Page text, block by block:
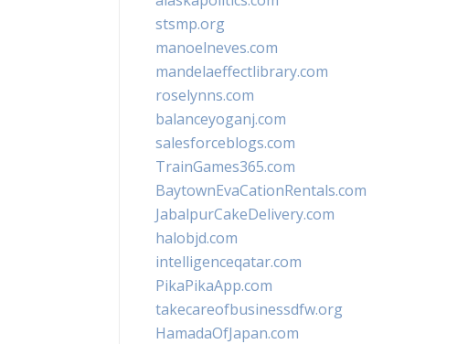
stsmp.org
manoelneves.com
mandelaeffectlibrary.com
roselynns.com
balanceyoganj.com
salesforceblogs.com
TrainGames365.com
BaytownEvaCationRentals.com
JabalpurCakeDelivery.com
halobjd.com
intelligenceqatar.com
PikaPikaApp.com
takecareofbusinessdfw.org
HamadaOfJapan.com